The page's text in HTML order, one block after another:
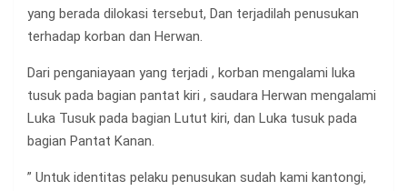
yang berada dilokasi tersebut, Dan terjadilah penusukan
terhadap korban dan Herwan.
Dari penganiayaan yang terjadi , korban mengalami luka
tusuk pada bagian pantat kiri , saudara Herwan mengalami
Luka Tusuk pada bagian Lutut kiri, dan Luka tusuk pada
bagian Pantat Kanan.
” Untuk identitas pelaku penusukan sudah kami kantongi,